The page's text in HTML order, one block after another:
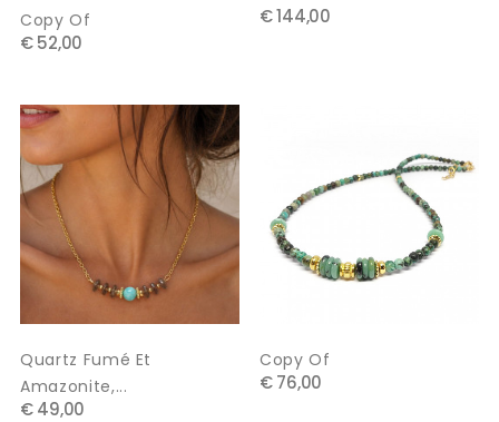
Copy Of
€ 52,00
€ 144,00
Quartz Fumé Et
Amazonite,...
€ 49,00
Copy Of
€ 76,00